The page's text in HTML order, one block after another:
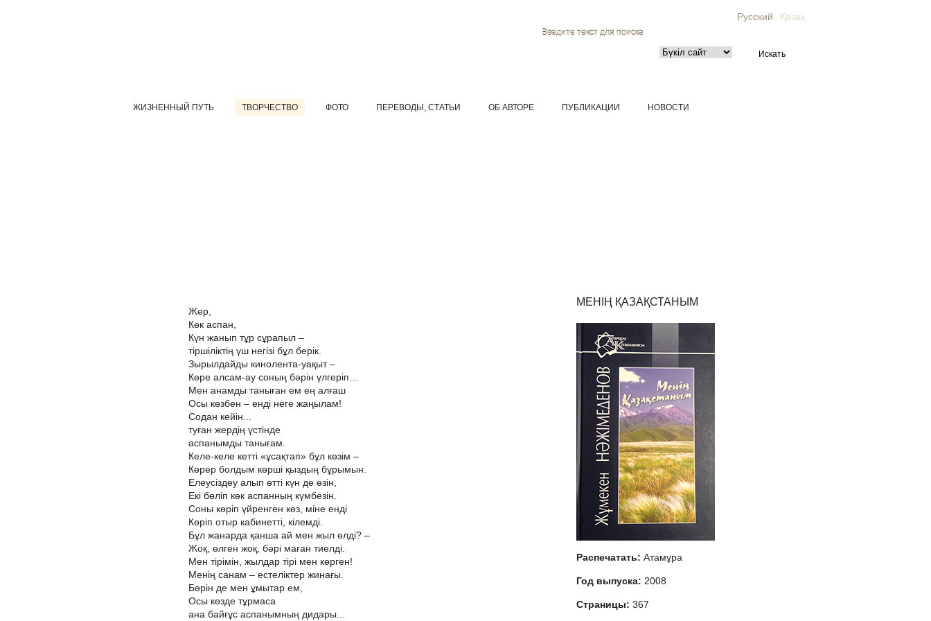
Русский Қазақ
Введите текст для поиска
ЖИЗНЕННЫЙ ПУТЬ ТВОРЧЕСТВО ФОТО ПЕРЕВОДЫ, СТАТЬИ ОБ АВТОРЕ ПУБЛИКАЦИИ НОВОСТИ
Жер,
Көк аспан,
Күн жанып тұр сұрапыл –
тіршіліктің үш негізі бұл берік.
Зырылдайды кинолента-уақыт –
Көре алсам-ау соның бәрін үлгеріп…
Мен анамды таныған ем ең алғаш
Осы көзбен – енді неге жаңылам!
Содан кейін...
туған жердің үстінде
аспанымды танығам.
Келе-келе кетті «ұсақтап» бұл көзім –
Көрер болдым көрші қыздың бұрымын.
Елеусіздеу алып өтті күн де өзін,
Екі бөліп көк аспанның күмбезін.
Соны көріп үйренген көз, міне енді
Көріп отыр кабинетті, кілемді.
Бұл жанарда қанша ай мен жыл өлді? –
Жоқ, өлген жоқ, бәрі маған тиелді.
Мен тірімін, жылдар тірі мен көрген!
Менің санам – естеліктер жинағы.
Бәрін де мен ұмытар ем,
Осы көзде тұрмаса
ана байғұс аспанымның дидары...
МЕНІҢ ҚАЗАҚСТАНЫМ
Распечатать: Атамұра
Год выпуска: 2008
Страницы: 367